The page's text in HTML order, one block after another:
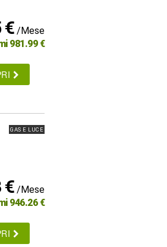
€ /Mese
981.99 €
GAS E LUCE
€ /Mese
946.26 €